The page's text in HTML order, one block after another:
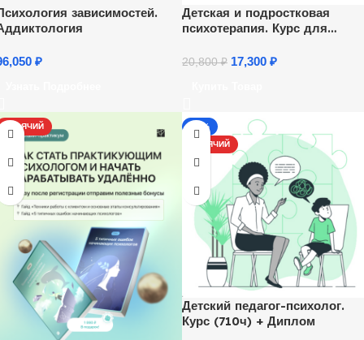
зависимостей.
₽
Детская и подростковая
психотерапия. Курс для
20,800₽ 17,300 ₽
ГОРЯЧИЙ
-13%
ГОРЯЧИЙ
Детский педагог-психолог.
Курс (710ч) + Диплом